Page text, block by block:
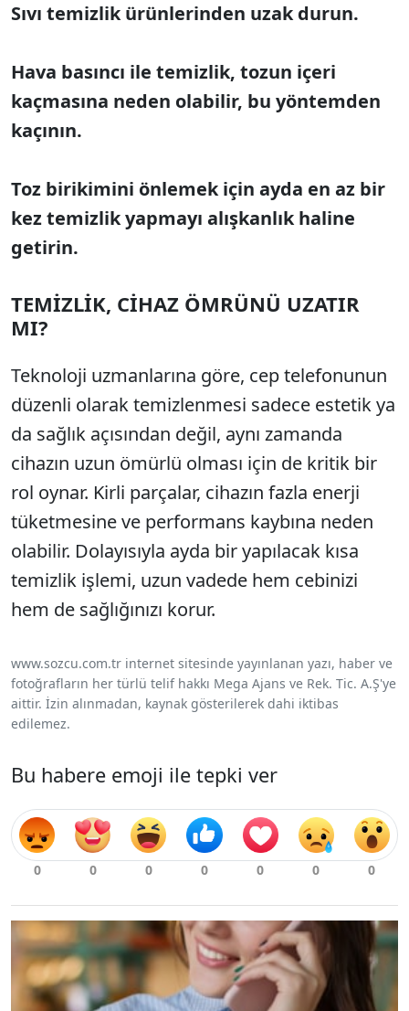
Sıvı temizlik ürünlerinden uzak durun.
Hava basıncı ile temizlik, tozun içeri
kaçmasına neden olabilir, bu yöntemden
kaçının.
Toz birikimini önlemek için ayda en az bir
kez temizlik yapmayı alışkanlık haline
getirin.
TEMİZLİK, CİHAZ ÖMRÜNÜ UZATIR
MI?
Teknoloji uzmanlarına göre, cep telefonunun
düzenli olarak temizlenmesi sadece estetik ya
da sağlık açısından değil, aynı zamanda
cihazın uzun ömürlü olması için de kritik bir
rol oynar. Kirli parçalar, cihazın fazla enerji
tüketmesine ve performans kaybına neden
olabilir. Dolayısıyla ayda bir yapılacak kısa
temizlik işlemi, uzun vadede hem cebinizi
hem de sağlığınızı korur.
www.sozcu.com.tr internet sitesinde yayınlanan yazı, haber ve
fotoğrafların her türlü telif hakkı Mega Ajans ve Rek. Tic. A.Ş'ye
aittir. İzin alınmadan, kaynak gösterilerek dahi iktibas
edilemez.
Bu habere emoji ile tepki ver